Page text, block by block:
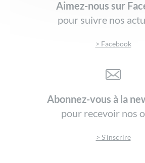
Aimez-nous sur
pour suivre nos
> Facebook
Abonnez-vous à la
pour recevoir nos
> S'inscrire